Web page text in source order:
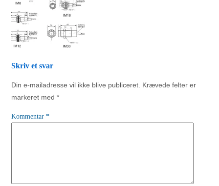
Skriv et svar
Din e-mailadresse vil ikke blive publiceret. Krævede felter er
markeret med *
Kommentar *